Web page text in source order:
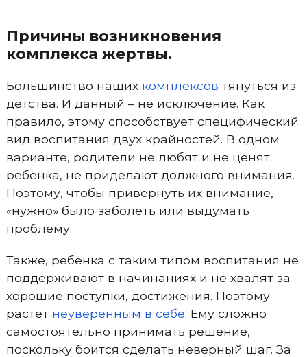
Причины возникновения
комплекса жертвы.
Большинство наших комплексов тянуться из
детства. И данный – не исключение. Как
правило, этому способствует специфический
вид воспитания двух крайностей. В одном
варианте, родители не любят и не ценят
ребёнка, не приделают должного внимания.
Поэтому, чтобы привернуть их внимание,
«нужно» было заболеть или выдумать
проблему.
Также, ребёнка с таким типом воспитания не
поддерживают в начинаниях и не хвалят за
хорошие поступки, достижения. Поэтому
растёт неуверенным в себе. Ему сложно
самостоятельно принимать решение,
поскольку боится сделать неверный шаг. За